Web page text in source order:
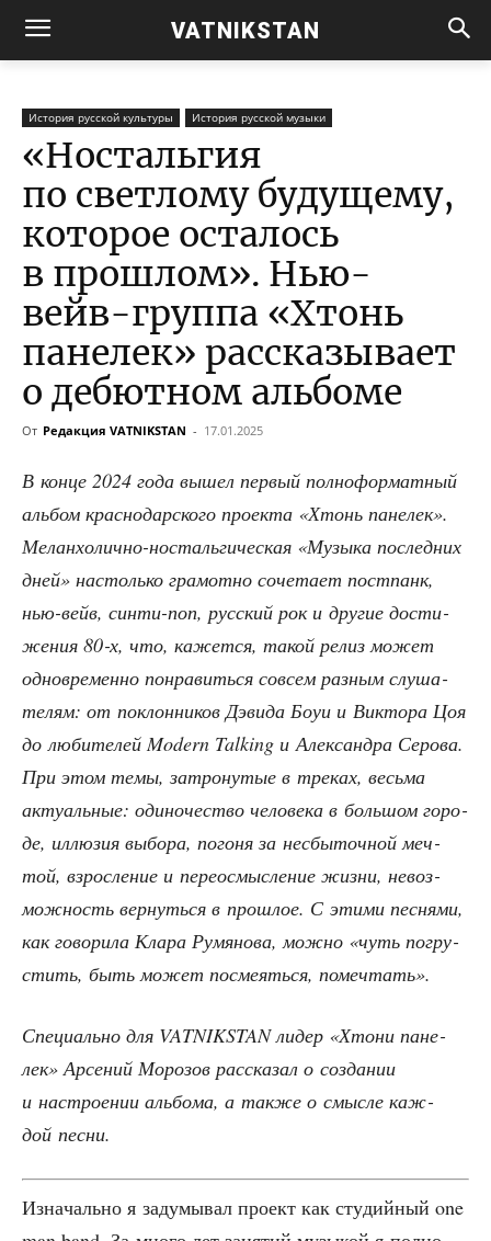
VATNIKSTAN
История русской культуры История русской музыки
«Ностальгия
по светлому будущему,
которое осталось
в прошлом». Нью-
вейв-группа «Хтонь
панелек» рассказывает
о дебютном альбоме
От Редакция VATNIKSTAN - 17.01.2025
В кон­це 2024 года вышел пер­вый пол­но­фор­мат­ный
аль­бом крас­но­дар­ско­го про­ек­та «Хтонь пане­лек».
Мелан­хо­лич­но-носталь­ги­че­ская «Музы­ка послед­них
дней» настоль­ко гра­мот­но соче­та­ет пост­панк,
нью-вейв, син­ти-поп, рус­ский рок и дру­гие дости­
же­ния 80‑х, что, кажет­ся, такой релиз может
одно­вре­мен­но понра­вить­ся совсем раз­ным слу­ша­
те­лям: от поклон­ни­ков Дэви­да Боуи и Вик­то­ра Цоя
до люби­те­лей Modern Talking и Алек­сандра Серо­ва.
При этом темы, затро­ну­тые в тре­ках, весь­ма
акту­аль­ные: оди­но­че­ство чело­ве­ка в боль­шом горо­
де, иллю­зия выбо­ра, пого­ня за несбы­точ­ной меч­
той, взрос­ле­ние и пере­осмыс­ле­ние жиз­ни, невоз­
мож­ность вер­нуть­ся в про­шлое. С эти­ми пес­ня­ми,
как гово­ри­ла Кла­ра Румя­но­ва, мож­но «чуть погру­
стить, быть может посме­ять­ся, помечтать».
Спе­ци­аль­но для VATNIKSTAN лидер «Хто­ни пане­
лек» Арсе­ний Моро­зов рас­ска­зал о созда­нии
и настро­е­нии аль­бо­ма, а так­же о смыс­ле каж­
дой песни.
Изна­чаль­но я заду­мы­вал про­ект как сту­дий­ный one